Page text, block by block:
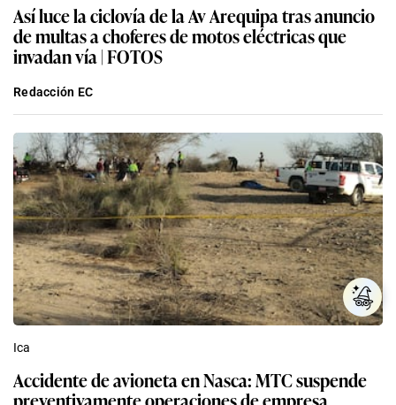
Así luce la ciclovía de la Av Arequipa tras anuncio
de multas a choferes de motos eléctricas que
invadan vía | FOTOS
Redacción EC
Ica
Accidente de avioneta en Nasca: MTC suspende
preventivamente operaciones de empresa